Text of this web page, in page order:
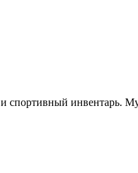
спортивный инвентарь.